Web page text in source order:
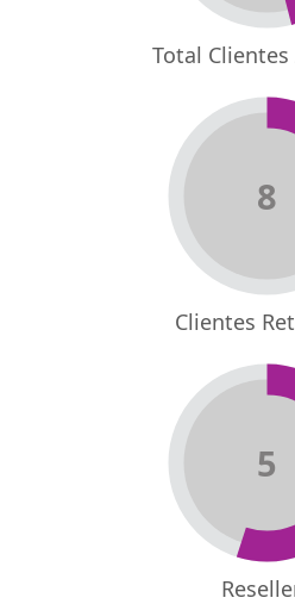
Total
8
Clientes
5